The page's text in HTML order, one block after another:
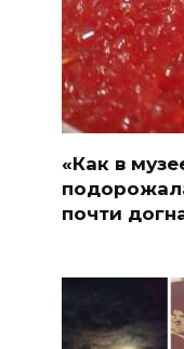
«Как в
почти